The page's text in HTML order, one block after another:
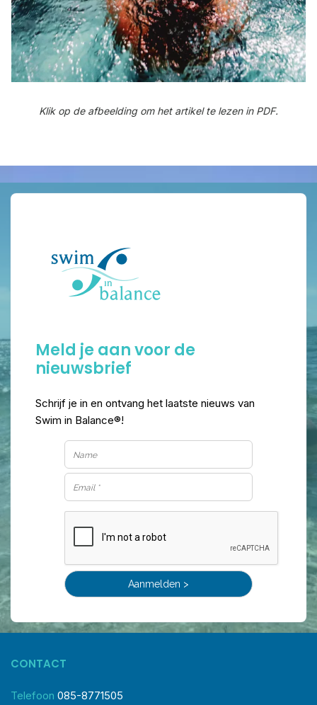
Klik op de afbeelding om het artikel te lezen in PDF.
Meld je aan voor de
nieuwsbrief
Schrijf je in en ontvang het laatste nieuws van
Swim in Balance®!
CONTACT
Telefoon 085-8771505